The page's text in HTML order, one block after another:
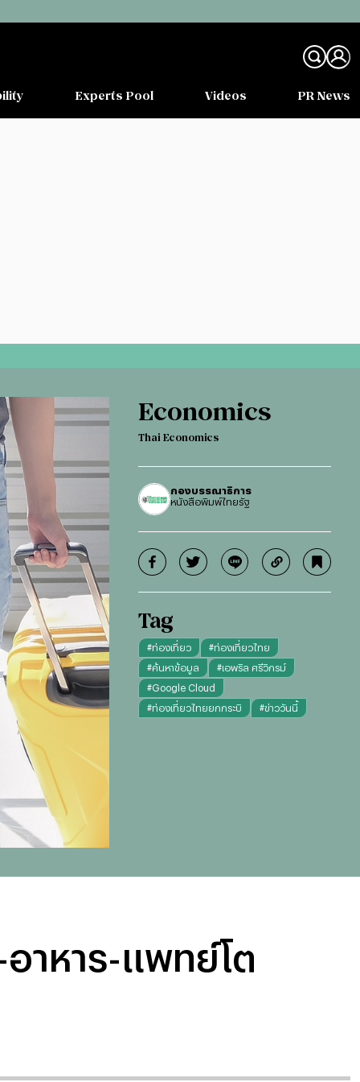
Experts Pool Videos PR News
Economics
Thai Economics
กองบรรณาธิการ
หนังสือพิมพ์ไทยรัฐ
Tag
#ท่องเที่ยว #ท่องเที่ยวไทย
#ค้นหาข้อมูล #เอพริล ศรีวิกรม์
#Google Cloud
#ท่องเที่ยวไทยยกกระบิ #ข่าววันนี้
าหาร-แพทย์โต